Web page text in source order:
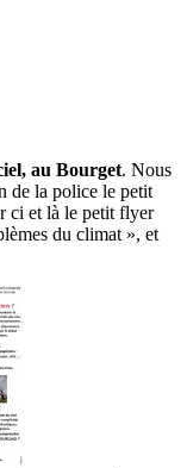
au Bourget. Nous
de la police le petit
ci et là le petit flyer
du climat », et